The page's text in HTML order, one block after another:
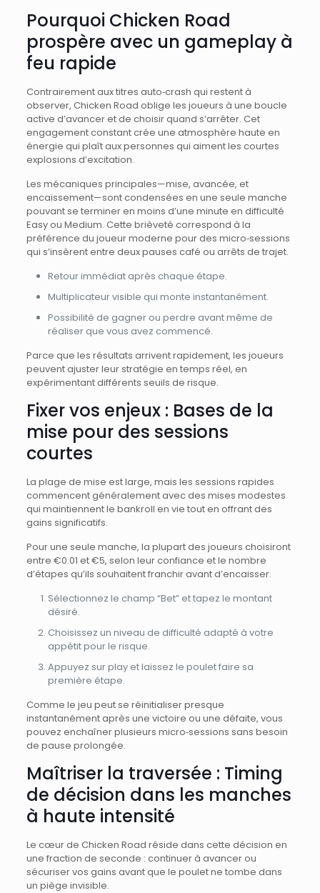
Pourquoi Chicken Road
prospère avec un gameplay à
feu rapide
Contrairement aux titres auto‑crash qui restent à
observer, Chicken Road oblige les joueurs à une boucle
active d’avancer et de choisir quand s’arrêter. Cet
engagement constant crée une atmosphère haute en
énergie qui plaît aux personnes qui aiment les courtes
explosions d’excitation.
Les mécaniques principales—mise, avancée, et
encaissement—sont condensées en une seule manche
pouvant se terminer en moins d’une minute en difficulté
Easy ou Medium. Cette brièveté correspond à la
préférence du joueur moderne pour des micro‑sessions
qui s’insèrent entre deux pauses café ou arrêts de trajet.
Retour immédiat après chaque étape.
Multiplicateur visible qui monte instantanément.
Possibilité de gagner ou perdre avant même de
réaliser que vous avez commencé.
Parce que les résultats arrivent rapidement, les joueurs
peuvent ajuster leur stratégie en temps réel, en
expérimentant différents seuils de risque.
Fixer vos enjeux : Bases de la
mise pour des sessions
courtes
La plage de mise est large, mais les sessions rapides
commencent généralement avec des mises modestes
qui maintiennent le bankroll en vie tout en offrant des
gains significatifs.
Pour une seule manche, la plupart des joueurs choisiront
entre €0.01 et €5, selon leur confiance et le nombre
d’étapes qu’ils souhaitent franchir avant d’encaisser.
Sélectionnez le champ “Bet” et tapez le montant
désiré.
Choisissez un niveau de difficulté adapté à votre
appétit pour le risque.
Appuyez sur play et laissez le poulet faire sa
première étape.
Comme le jeu peut se réinitialiser presque
instantanément après une victoire ou une défaite, vous
pouvez enchaîner plusieurs micro‑sessions sans besoin
de pause prolongée.
Maîtriser la traversée : Timing
de décision dans les manches
à haute intensité
Le cœur de Chicken Road réside dans cette décision en
une fraction de seconde : continuer à avancer ou
sécuriser vos gains avant que le poulet ne tombe dans
un piège invisible.